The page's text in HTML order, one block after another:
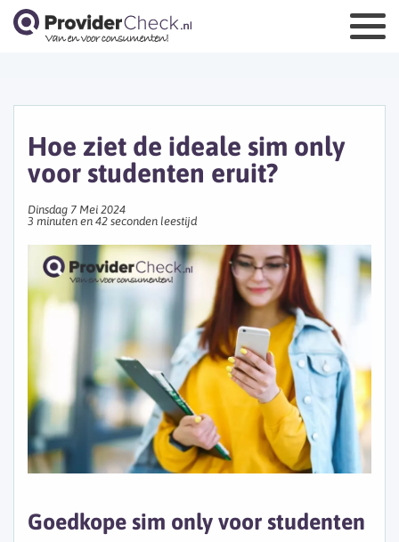
Hoe ziet de ideale sim only
voor studenten eruit?
Dinsdag 7 Mei 2024
3 minuten en 42 seconden leestijd
Goedkope sim only voor studenten